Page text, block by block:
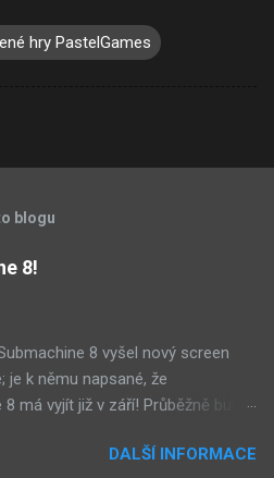
hry PastelGames
blogu
8!
8 vyšel nový screen
je k němu napsané, že
8 má vyjít již v září! Průběžně budu
ze Submachine 8. Zvukové
DALŠÍ INFORMACE